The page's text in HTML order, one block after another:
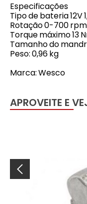
Especificações
Tipo de bateria 12V
Rotação 0-700 rpm
Torque máximo 13
Tamanho do
Peso: 0,96 kg
Marca: Wesco
APROVEITE E